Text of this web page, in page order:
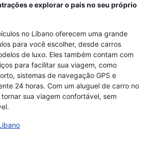
e explorar o país no seu próprio
no Líbano oferecem uma grande
para você escolher, desde carros
de luxo. Eles também contam com
para facilitar sua viagem, como
sistemas de navegação GPS e
24 horas. Com um aluguel de carro no
sua viagem confortável, sem